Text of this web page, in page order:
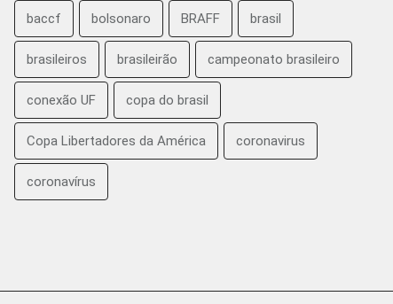
baccf bolsonaro BRAFF brasil
brasileiros brasileirão campeonato brasileiro
conexão UF copa do brasil
Copa Libertadores da América coronavirus
coronavírus